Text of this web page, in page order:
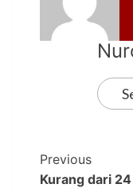
Previous
Kurang dari